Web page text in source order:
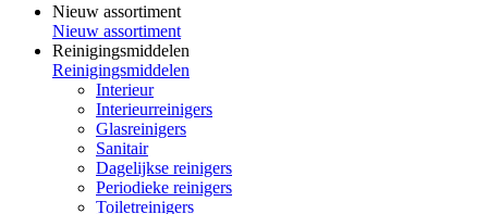
Nieuw assortiment
Nieuw assortiment
Reinigingsmiddelen
Reinigingsmiddelen
Interieur
Interieurreinigers
Glasreinigers
Sanitair
Dagelijkse reinigers
Periodieke reinigers
Toiletreinigers